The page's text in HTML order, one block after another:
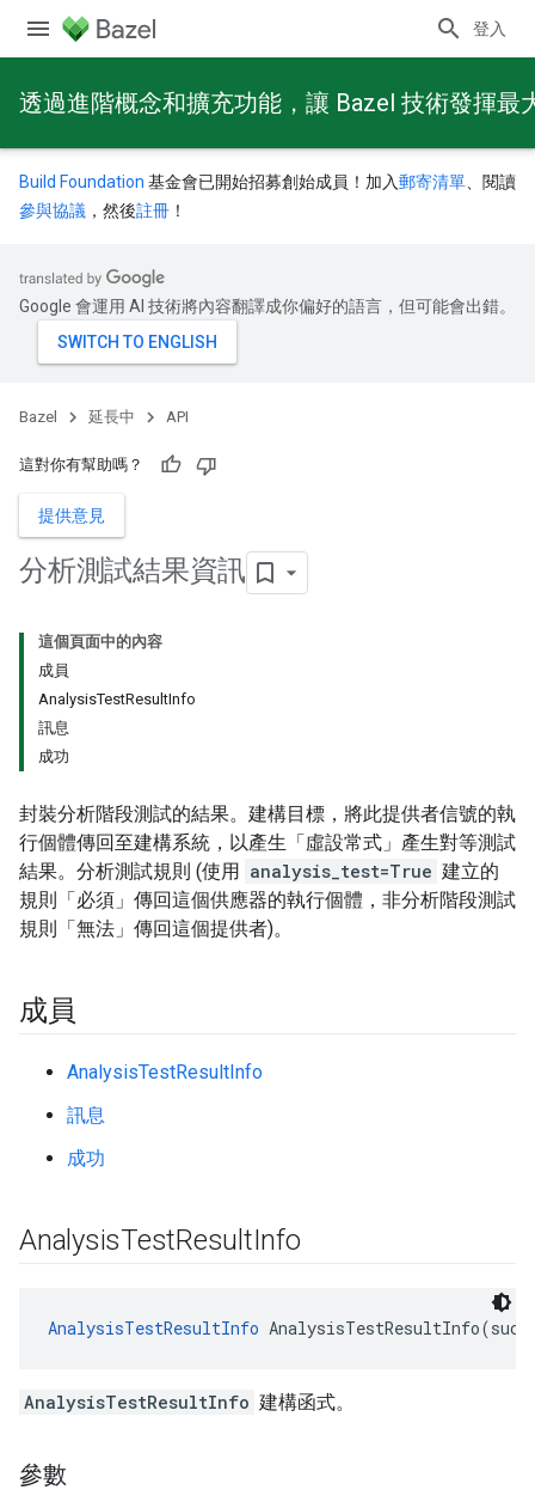
登入
透過進階概念和擴充功能，讓 Bazel 技術發揮最
Build Foundation 基金會已開始招募創始成員！加入郵寄清單 、閱讀
參與協議 ，然後註冊 ！
Google 會運用 AI 技術將內容翻譯成你偏好的語言，但可能會出錯。
Bazel 延長中 API
這對你有幫助嗎？
提供意見
分析測試結果資訊
這個頁面中的內容
成員
AnalysisTestResultInfo
訊息
成功
封裝分析階段測試的結果。建構目標，將此提供者信號的執
行個體傳回至建構系統，以產生「虛設常式」產生對等測試
結果。分析測試規則 (使用 analysis_test=True 建立的
規則「必須」 傳回這個供應器的執行個體，非分析階段測試
規則「無法」 傳回這個提供者)。
成員
AnalysisTestResultInfo
訊息
成功
AnalysisTestResultInfo
AnalysisTestResultInfo
AnalysisTestResultInfo 建構函式。
參數